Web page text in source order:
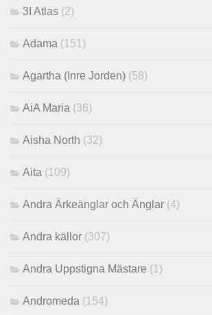
3I Atlas (2)
Adama (151)
Agartha (Inre Jorden) (58)
AiA Maria (36)
Aisha North (32)
Aita (109)
Andra Ärkeänglar och Änglar (4)
Andra källor (307)
Andra Uppstigna Mästare (1)
Andromeda (154)